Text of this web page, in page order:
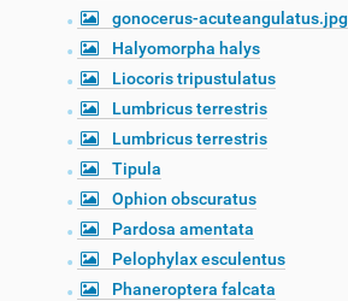
gonocerus-acuteangulatus.jpg
Halyomorpha halys
Liocoris tripustulatus
Lumbricus terrestris
Lumbricus terrestris
Tipula
Ophion obscuratus
Pardosa amentata
Pelophylax esculentus
Phaneroptera falcata